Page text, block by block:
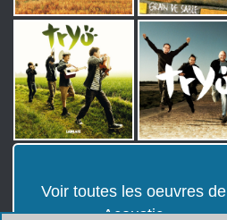
Voir toutes les oeuvres de
Acoustic